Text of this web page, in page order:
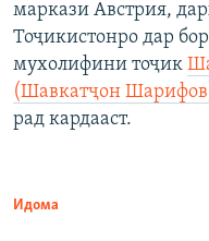
маркази Австрия,
Тоҷикистонро дар
мухолифини тоҷик
(Шавкатҷон
рад кардааст.
Идома